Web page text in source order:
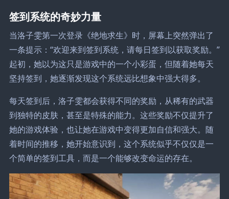
签到系统的奇妙力量
当洛子雯第一次登录《绝地求生》时，屏幕上突然弹出了
一条提示：“欢迎来到签到系统，请每日签到以获取奖励。”
起初，她以为这只是游戏中的一个小彩蛋，但随着她每天
坚持签到，她逐渐发现这个系统远比想象中强大得多。
每天签到后，洛子雯都会获得不同的奖励，从稀有的武器
到独特的皮肤，甚至是特殊的能力。这些奖励不仅提升了
她的游戏体验，也让她在游戏中变得更加自信和强大。随
着时间的推移，她开始意识到，这个系统似乎不仅仅是一
个简单的签到工具，而是一个能够改变命运的存在。